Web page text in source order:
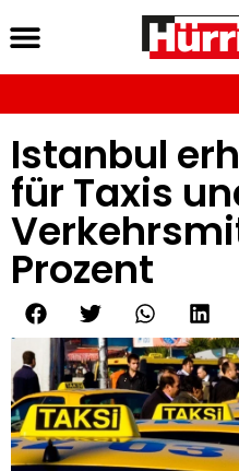
Istanbul
für Taxis
Prozent